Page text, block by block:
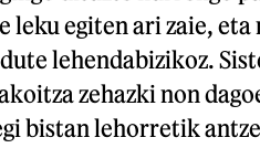
leku egiten ari zaie, eta
lehendabizikoz.
zehazki non
bistan lehorretik